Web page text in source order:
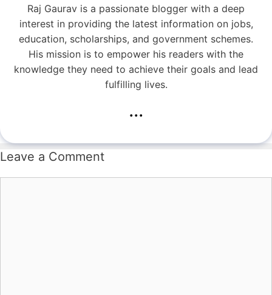
Raj Gaurav is a passionate blogger with a deep
interest in providing the latest information on jobs,
education, scholarships, and government schemes.
His mission is to empower his readers with the
knowledge they need to achieve their goals and lead
fulfilling lives.
...
Leave a Comment